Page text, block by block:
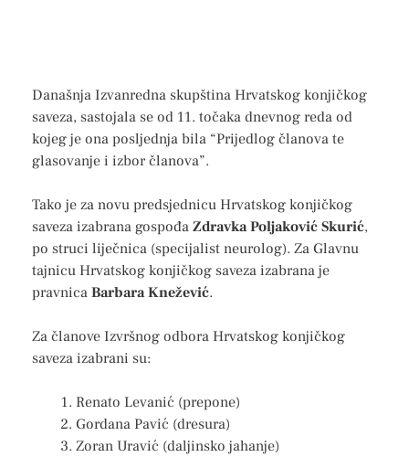
Današnja Izvanredna skupština Hrvatskog konjičkog
saveza, sastojala se od 11. točaka dnevnog reda od
kojeg je ona posljednja bila “Prijedlog članova te
glasovanje i izbor članova”.
Tako je za novu predsjednicu Hrvatskog konjičkog
saveza izabrana gospođa Zdravka Poljaković Skurić,
po struci liječnica (specijalist neurolog). Za Glavnu
tajnicu Hrvatskog konjičkog saveza izabrana je
pravnica Barbara Knežević.
Za članove Izvršnog odbora Hrvatskog konjičkog
saveza izabrani su:
Renato Levanić (prepone)
Gordana Pavić (dresura)
Zoran Uravić (daljinsko jahanje)